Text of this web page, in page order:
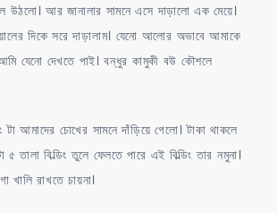
উঠলো। আর জানালার সামনে এসে দাড়ালো এক মেয়ে।
দিকে সরে দাড়ালাম। যেনো আলোর অভাবে আমাকে
যেনো দেখতে পাই। বন্ধুর কামুকী বউ কৌশলে
টা আমাদের চোখের সামনে দাঁড়িয়ে গেলো। টাকা থাকলে
বিল্ডিং তুলে ফেলতে পারে এই বিল্ডিং তার নমুনা।
খালি রাখতে চায়না।